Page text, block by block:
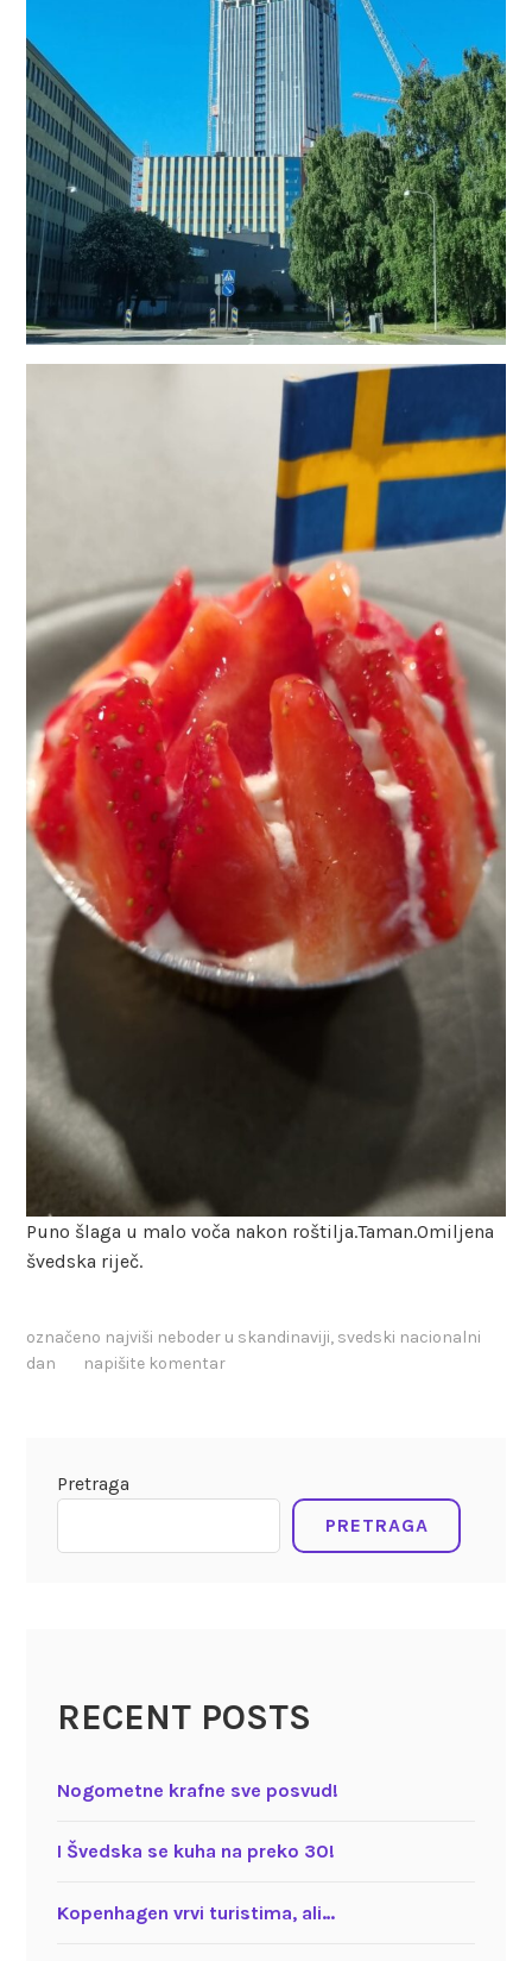
Puno šlaga u malo voča nakon roštilja.Taman.Omiljena
švedska riječ.
označeno najviši neboder u skandinaviji, svedski nacionalni
dan
napišite komentar
Pretraga
PRETRAGA
RECENT POSTS
Nogometne krafne sve posvud!
I Švedska se kuha na preko 30!
Kopenhagen vrvi turistima, ali…